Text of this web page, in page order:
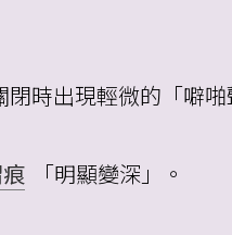
時出現輕微的「噼啪
「明顯變深」。